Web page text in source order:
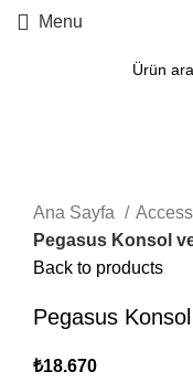
Menu
Ana Sayfa
Pegasus Konsol
Back to products
Pegasus
₺18.670